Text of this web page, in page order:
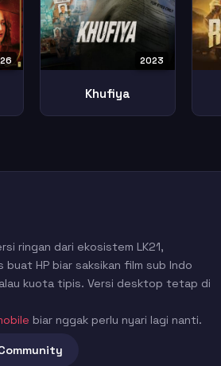
2023
Khufiya
ringan dari ekosistem LK21,
buat HP biar saksikan film sub Indo
kuota tipis. Versi desktop tetap di
biar nggak perlu nyari lagi nanti.